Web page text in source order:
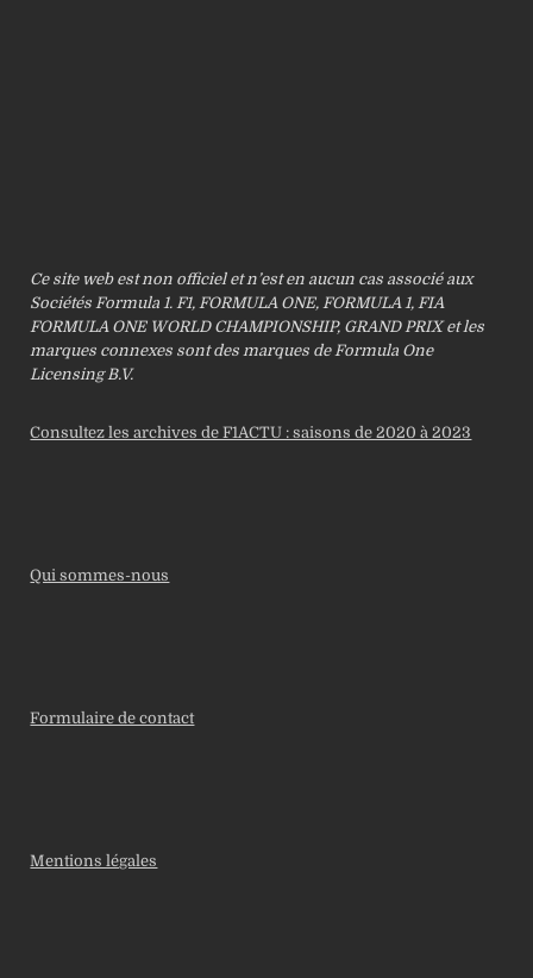
Ce site web est non officiel et n’est en aucun cas associé aux
Sociétés Formula 1. F1, FORMULA ONE, FORMULA 1, FIA
FORMULA ONE WORLD CHAMPIONSHIP, GRAND PRIX et les
marques connexes sont des marques de Formula One
Licensing B.V.
Consultez les archives de F1ACTU : saisons de 2020 à 2023
Qui sommes-nous
Formulaire de contact
Mentions légales